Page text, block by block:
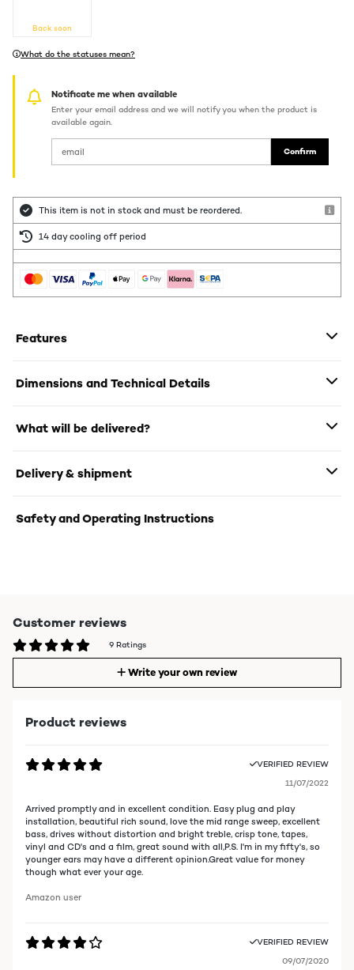
Back soon
What do the statuses mean?
Notificate me when available
Enter your email address and we will notify you when the product is
available again.
Confirm
This item is not in stock and must be reordered.
14 day cooling off period
Features
Dimensions and Technical Details
What will be delivered?
Delivery & shipment
Safety and Operating Instructions
Customer reviews
9 Ratings
Write your own review
Product reviews
VERIFIED REVIEW
11/07/2022
Arrived promptly and in excellent condition. Easy plug and play
installation, beautiful rich sound, love the mid range sweep, excellent
bass, drives without distortion and bright treble, crisp tone, tapes,
vinyl and CD's and a film, great sound with all,P.S. I'm in my fifty's, so
younger ears may have a different opinion.Great value for money
though what ever your age.
Amazon user
VERIFIED REVIEW
09/07/2020